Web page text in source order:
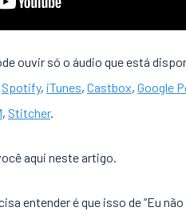
ouvir só o áudio que está
Spotify, iTunes, Castbox, Google
, Stitcher.
aqui neste artigo.
entender é que isso de “Eu